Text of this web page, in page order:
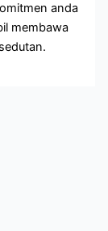
anda
membawa